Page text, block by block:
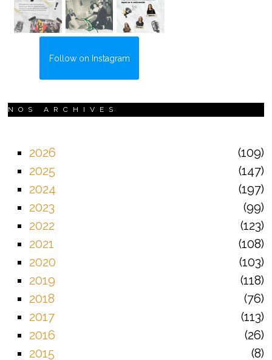
Follow on Instagram
NOS ARCHIVES
2026
109
2025
147
2024
197
2023
99
2022
123
2021
108
2020
103
2019
118
2018
76
2017
113
2016
26
2015
8